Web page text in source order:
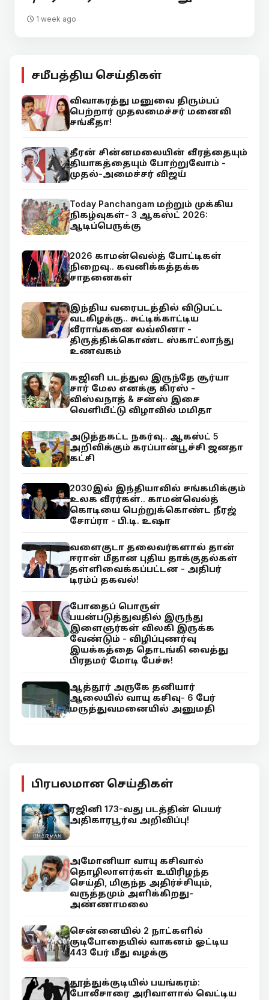
1 week ago
சமீபத்திய செய்திகள்
விவாகரத்து மனுவை திரும்பப்
பெற்றார் முதலமைச்சர் மனைவி
சங்கீதா!
தீரன் சின்னமலையின் வீரத்தையும்
தியாகத்தையும் போற்றுவோம் -
முதல்-அமைச்சர் விஜய்
Today Panchangam மற்றும் முக்கிய
நிகழ்வுகள்- 3 ஆகஸ்ட் 2026:
ஆடிப்பெருக்கு
2026 காமன்வெல்த் போட்டிகள்
நிறைவு.. கவனிக்கத்தக்க
சாதனைகள்
இந்திய வரைபடத்தில் விடுபட்ட
வடகிழக்கு.. சுட்டிக்காட்டிய
வீராங்கனை லவ்லினா -
திருத்திக்கொண்ட ஸ்காட்லாந்து
உணவகம்
கஜினி படத்துல இருந்தே சூர்யா
சார் மேல எனக்கு கிரஸ் -
விஸ்வநாத் & சன்ஸ் இசை
வெளியீட்டு விழாவில் மமிதா
அடுத்தகட்ட நகர்வு.. ஆகஸ்ட் 5
அறிவிக்கும் கரப்பான்பூச்சி ஜனதா
கட்சி
2030இல் இந்தியாவில் சங்கமிக்கும்
உலக வீரர்கள்.. காமன்வெல்த்
கொடியை பெற்றுக்கொண்ட நீரஜ்
சோப்ரா - பி.டி. உஷா
வளைகுடா தலைவர்களால் தான்
ஈரான் மீதான புதிய தாக்குதல்கள்
தள்ளிவைக்கப்பட்டன - அதிபர்
டிரம்ப் தகவல்!
போதைப் பொருள்
பயன்படுத்துவதில் இருந்து
இளைஞர்கள் விலகி இருக்க
வேண்டும் - விழிப்புணர்வு
இயக்கத்தை தொடங்கி வைத்து
பிரதமர் மோடி பேச்சு!
ஆத்தூர் அருகே தனியார்
ஆலையில் வாயு கசிவு- 6 பேர்
மருத்துவமனையில் அனுமதி
பிரபலமான செய்திகள்
ரஜினி 173-வது படத்தின் பெயர்
அதிகாரபூர்வ அறிவிப்பு!
அமோனியா வாயு கசிவால்
தொழிலாளர்கள் உயிரிழந்த
செய்தி, மிகுந்த அதிர்ச்சியும்,
வருத்தமும் அளிக்கிறது-
அண்ணாமலை
சென்னையில் 2 நாட்களில்
குடிபோதையில் வாகனம் ஓட்டிய
443 பேர் மீது வழக்கு
தூத்துக்குடியில் பயங்கரம்:
போலீசாரை அரிவாளால் வெட்டிய